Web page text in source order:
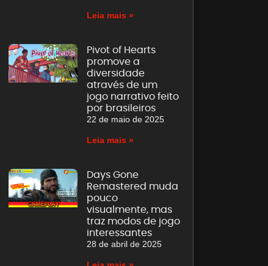
Leia mais »
Pivot of Hearts
promove a
diversidade
através de um
jogo narrativo feito
por brasileiros
22 de maio de 2025
Leia mais »
Days Gone
Remastered muda
pouco
visualmente, mas
traz modos de jogo
interessantes
28 de abril de 2025